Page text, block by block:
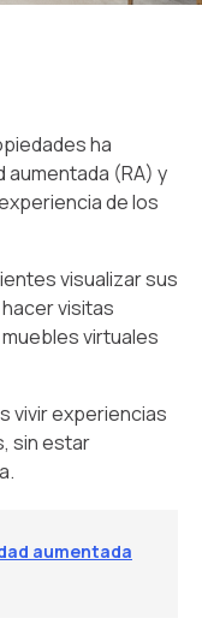
ha
(RA) y
de los
visualizar sus
visitas
virtuales
vivir experiencias
sin estar
aumentada